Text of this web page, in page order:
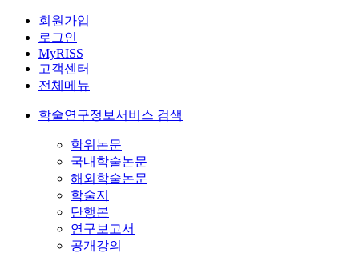
회원가입
로그인
MyRISS
고객센터
전체메뉴
학술연구정보서비스 검색
학위논문
국내학술논문
해외학술논문
학술지
단행본
연구보고서
공개강의